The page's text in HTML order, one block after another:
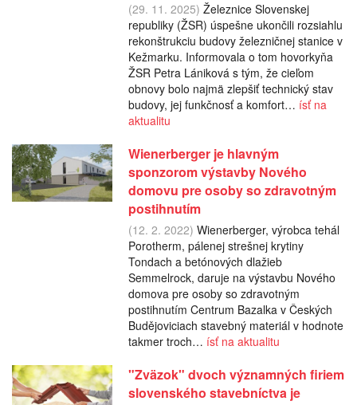
(29. 11. 2025) Železnice Slovenskej
republiky (ŽSR) úspešne ukončili rozsiahlu
rekonštrukciu budovy železničnej stanice v
Kežmarku. Informovala o tom hovorkyňa
ŽSR Petra Lániková s tým, že cieľom
obnovy bolo najmä zlepšiť technický stav
budovy, jej funkčnosť a komfort… ísť na
aktualitu
Wienerberger je hlavným
sponzorom výstavby Nového
domovu pre osoby so zdravotným
postihnutím
(12. 2. 2022) Wienerberger, výrobca tehál
Porotherm, pálenej strešnej krytiny
Tondach a betónových dlažieb
Semmelrock, daruje na výstavbu Nového
domova pre osoby so zdravotným
postihnutím Centrum Bazalka v Českých
Budějoviciach stavebný materiál v hodnote
takmer troch… ísť na aktualitu
"Zväzok" dvoch významných firiem
slovenského stavebníctva je